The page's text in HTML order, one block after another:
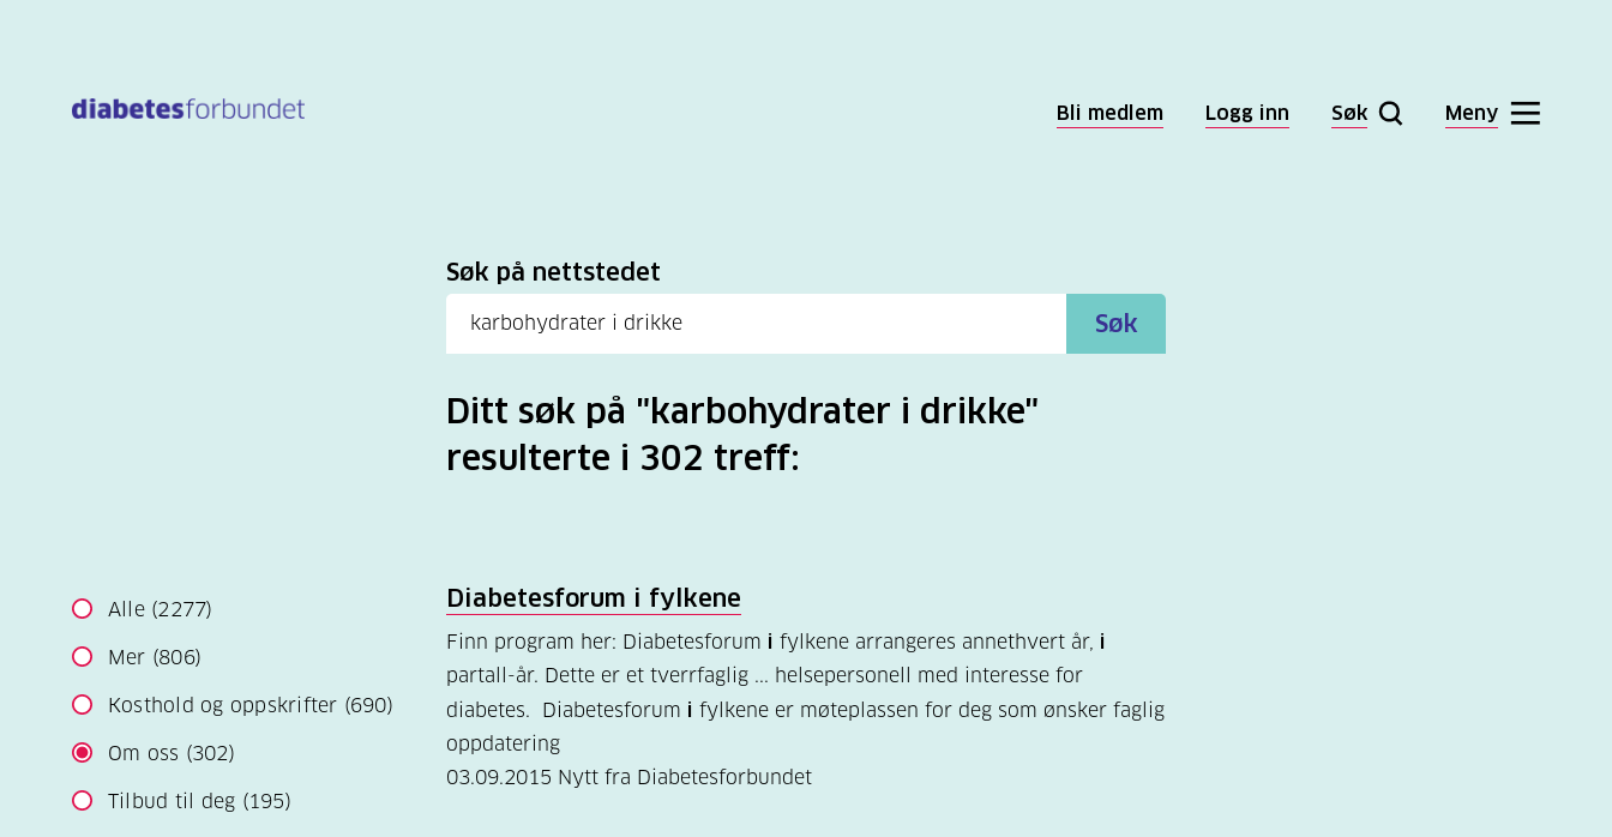
Bli medlem Logg inn Søk Meny
Søk
Søk på nettstedet
Søk
Ditt søk på "karbohydrater i drikke"
resulterte i 302 treff:
Alle (2277)
Mer (806)
Kosthold og oppskrifter (690)
Om oss (302)
Tilbud til deg (195)
Diabetesforum i fylkene
Finn program her: Diabetesforum i fylkene arrangeres annethvert år, i
partall-år. Dette er et tverrfaglig ... helsepersonell med interesse for
diabetes. Diabetesforum i fylkene er møteplassen for deg som ønsker faglig
oppdatering
03.09.2015 Nytt fra Diabetesforbundet